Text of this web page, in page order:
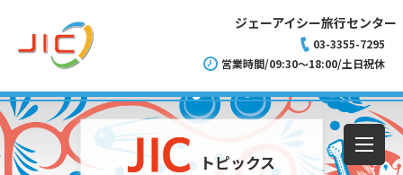
ジェーアイシー旅行センター
03-3355-7295
営業時間/09:30～18:00/土日祝休
トピックス